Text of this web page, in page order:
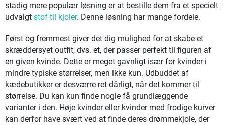
stadig mere populær løsning er at bestille dem fra et specielt
udvalgt stof til kjoler. Denne løsning har mange fordele.
Først og fremmest giver det dig mulighed for at skabe et
skræddersyet outfit, dvs. et, der passer perfekt til figuren af
en given kvinde. Dette er meget gavnligt især for kvinder i
mindre typiske størrelser, men ikke kun. Udbuddet af
kædebutikker er desværre ret dårligt, når det kommer til
størrelse. Du kan kun finde nogle få grundlæggende
varianter i den. Høje kvinder eller kvinder med frodige kurver
kan derfor have svært ved at finde deres drømmekjole, der